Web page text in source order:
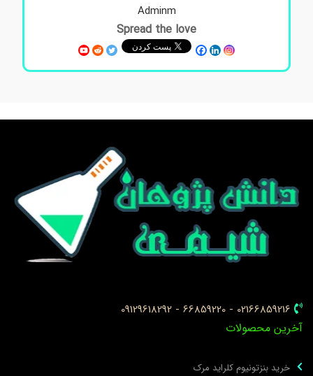
Adminm
Spread the love
02166859216 - 66859220 - 09129618292
محصولات
خرید بنزتونیوم کلراید مرک